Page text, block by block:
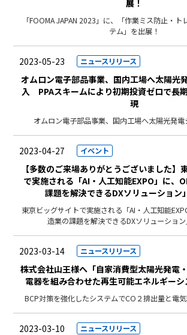
展！
「FOOMA JAPAN 2023」に、「作業ミス防止・ト
テム」を出展！
2023-05-23 ニュースリリース
オムロン電子部品事業、国内工場へ太陽光
入 PPAスキームにより初期投資ゼロで長
現
オムロン電子部品事業、国内工場へ太陽光発
2023-04-27 イベント
【多数のご来場ありがとうございました】
で実施される「AI・人工知能EXPO」に、
課題を解決できるDXソリューション
東京ビッグサイトで実施される「AI・人工知能
造業の課題を解決できるDXソリューション
2023-03-14 ニュースリリース
株式会社山王様へ「自家消費型太陽光発電
電器を組み合わせた再生可能エネルギー
BCP対策を強化したシステムでCO２排出量と電
2023-03-10 ニュースリリース